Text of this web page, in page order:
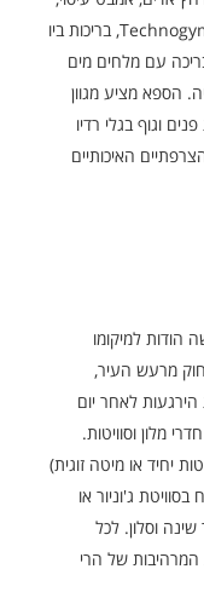
מקלחות קונטרסט, מרכז כושר עם ציוד של Technogym, בריכות ביו
צלזיוס, בריכה עם מלחים מים
הספא מציע מגוון
וגוף בגלי רדיו
האיכותיים
הודות למיקומו
(8 ק"מ), אך רחוק מרעש העיר,
לאחר יום
מלא של טיולים או סקי. המתחם מציע 139 חדרי מלון וסוויטות.
יכולים לבחור בין חדר סטנדרטי (2 מיטות יחיד או מיטה זוגית)
ג'וניור או
וסלון. לכל
המרהיבות של הרי